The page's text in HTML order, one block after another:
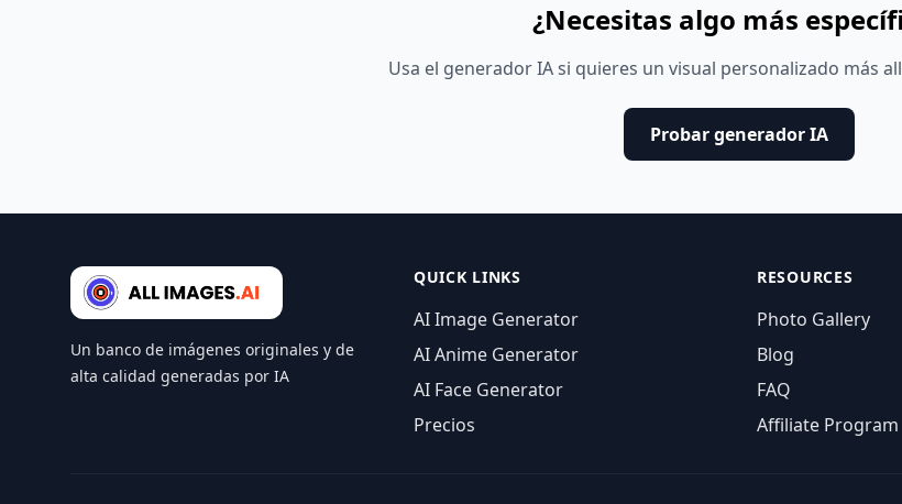
¿Necesitas algo más
Usa el generador IA si quieres un visual personalizado más
Probar generador IA
Un banco de imágenes originales y de
alta calidad generadas por IA
QUICK LINKS
AI Image Generator
AI Anime Generator
AI Face Generator
Precios
RESOURCES
Photo Gallery
Blog
FAQ
Affiliate Program